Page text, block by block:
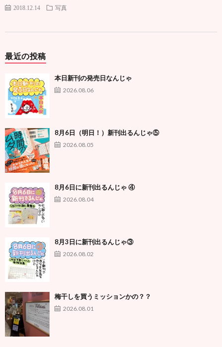
2018.12.14 写真
最近の投稿
本日新刊の発売日なんじゃ
2026.08.06
8月6日（明日！）新刊出るんじゃ⑤
2026.08.05
8月6日に新刊出るんじゃ ④
2026.08.04
8月3日に新刊出るんじゃ③
2026.08.02
梅干しを買うミッションかの？？
2026.08.01